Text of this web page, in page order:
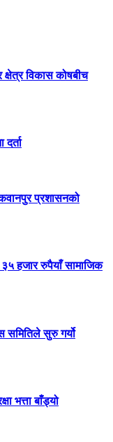
विकास कोषबीच
प्रशासनको
हजार रुपैयाँ सामाजिक
समितिले सुरु गर्यो
भत्ता बाँड्यो